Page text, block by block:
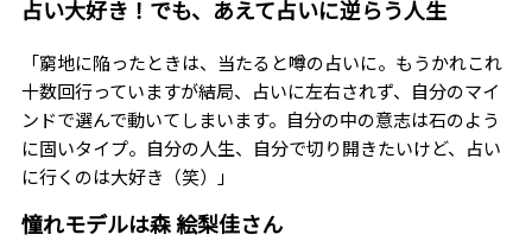
占い大好き！でも、あえて占いに逆らう人生
「窮地に陥ったときは、当たると噂の占いに。もうかれこれ
十数回行っていますが結局、占いに左右されず、自分のマイ
ンドで選んで動いてしまいます。自分の中の意志は石のよう
に固いタイプ。自分の人生、自分で切り開きたいけど、占い
に行くのは大好き（笑）」
憧れモデルは森 絵梨佳さん